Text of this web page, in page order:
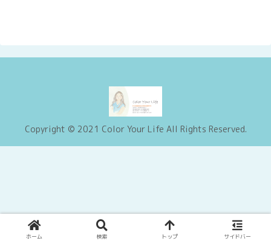
Copyright © 2021 Color Your Life All Rights Reserved.
ホーム 検索 トップ サイドバー